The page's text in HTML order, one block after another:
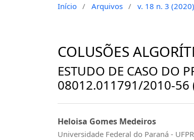
Início / Arquivos / v. 18 n. 3
COLUSÕES
ESTUDO DE CASO DO
08012.011791/2010-56
Heloisa Gomes Medeiros
Universidade Federal do Paraná -